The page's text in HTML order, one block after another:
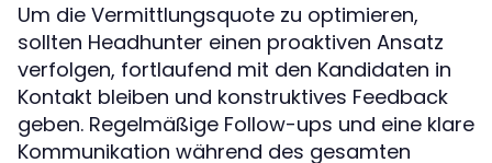
Um die Vermittlungsquote zu optimieren,
sollten Headhunter einen proaktiven Ansatz
verfolgen, fortlaufend mit den Kandidaten in
Kontakt bleiben und konstruktives Feedback
geben. Regelmäßige Follow-ups und eine klare
Kommunikation während des gesamten